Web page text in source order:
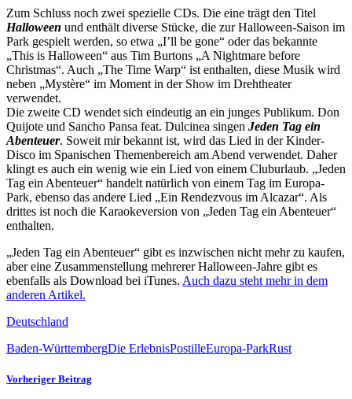
Zum Schluss noch zwei spezielle CDs. Die eine trägt den Titel
Halloween und enthält diverse Stücke, die zur Halloween-Saison im
Park gespielt werden, so etwa „I’ll be gone“ oder das bekannte
„This is Halloween“ aus Tim Burtons „A Nightmare before
Christmas“. Auch „The Time Warp“ ist enthalten, diese Musik wird
neben „Mystère“ im Moment in der Show im Drehtheater
verwendet.
Die zweite CD wendet sich eindeutig an ein junges Publikum. Don
Quijote und Sancho Pansa feat. Dulcinea singen Jeden Tag ein
Abenteuer. Soweit mir bekannt ist, wird das Lied in der Kinder-
Disco im Spanischen Themenbereich am Abend verwendet. Daher
klingt es auch ein wenig wie ein Lied von einem Cluburlaub. „Jeden
Tag ein Abenteuer“ handelt natürlich von einem Tag im Europa-
Park, ebenso das andere Lied „Ein Rendezvous im Alcazar“. Als
drittes ist noch die Karaokeversion von „Jeden Tag ein Abenteuer“
enthalten.
„Jeden Tag ein Abenteuer“ gibt es inzwischen nicht mehr zu kaufen,
aber eine Zusammenstellung mehrerer Halloween-Jahre gibt es
ebenfalls als Download bei iTunes. Auch dazu steht mehr in dem
anderen Artikel.
Deutschland
Baden-WürttembergDie ErlebnisPostilleEuropa-ParkRust
Vorheriger Beitrag